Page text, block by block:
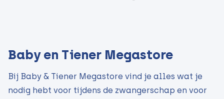
Baby en Tiener Megastore
Bij Baby & Tiener Megastore vind je alles wat je
nodig hebt voor tijdens de zwangerschap en voor